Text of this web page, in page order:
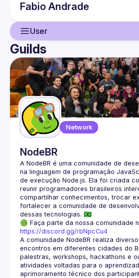
Fabio Andrade
User
User
Events
Guilds
Guilds
Network
NodeBR
A NodeBR é uma comunidade de
na linguagem de programação
de execução Node.js. Ela foi criada
reunir programadores brasileiros
compartilhar conhecimentos, trocar
fortalecer a comunidade de
🟢 Faça parte da nossa comunidade
https://discord.gg/rbNpcCu4
A comunidade NodeBR realiza
encontros em diferentes cidades do
palestras, workshops, hackathons e
atividades voltadas para o
aprimoramento técnico dos